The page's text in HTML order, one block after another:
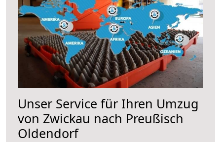
Unser Service für Ihren Umzug
von Zwickau nach Preußisch
Oldendorf